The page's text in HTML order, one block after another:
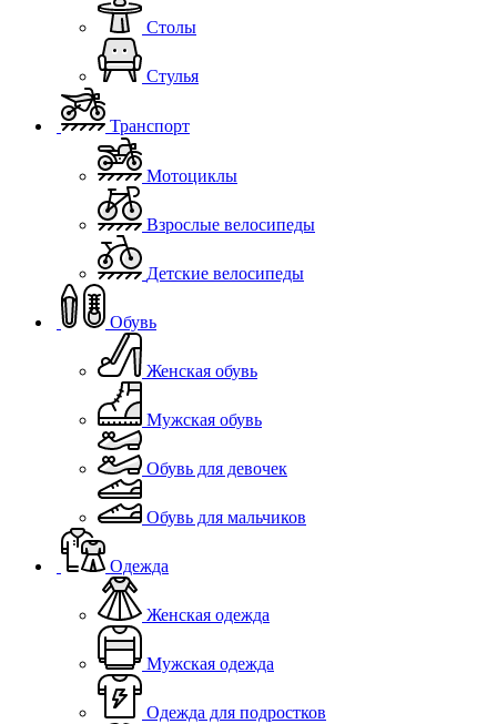
Столы
Стулья
Транспорт
Мотоциклы
Взрослые велосипеды
Детские велосипеды
Обувь
Женская обувь
Мужская обувь
Обувь для девочек
Обувь для мальчиков
Одежда
Женская одежда
Мужская одежда
Одежда для подростков